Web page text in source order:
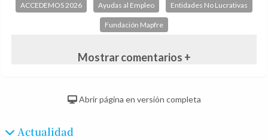
ACCEDEMOS 2026 Ayudas al Empleo Entidades No Lucrativas
Fundación Mapfre
Mostrar comentarios +
Abrir página en versión completa
Actualidad